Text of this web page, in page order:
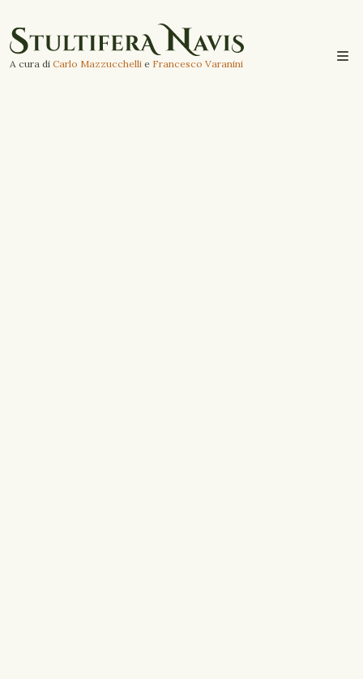
A cura di Carlo Mazzucchelli e Francesco Varanini